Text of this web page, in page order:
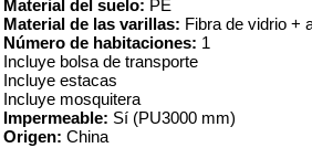
Material del suelo: PE
Material de las varillas: Fibra de vidrio +
Número de habitaciones: 1
Incluye bolsa de transporte
Incluye estacas
Incluye mosquitera
Impermeable: Sí (PU3000 mm)
Origen: China